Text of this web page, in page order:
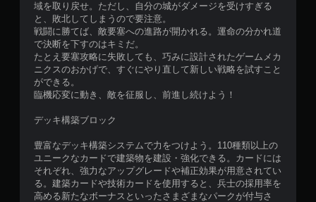
域を取り戻せ。ただし、自分の城がダメージを受けすぎる
と、敗北してしまうので要注意。
戦闘に勝てば、敵要塞への進路が開かれる。運命の分かれ道
で決断を下すのはキミだ。
たとえ要塞攻略に失敗しても、巧みに設計されたゲームメカ
ニクスのおかげで、すぐにやり直して新しい戦略を試すこと
ができる。
臨機応変に動き、敵を征服し、前進し続けよう！
デッキ構築ブロック
豊富なデッキ構築システムで力をつけよう。110種類以上の
ユニークなカードで建築物を建設・強化できる。カードには
それぞれ、強力なアップグレードや補正効果が用意されてい
る。建築カードや技術カードを使用すると、兵士の採用率を
高める新たなボーナスといったさまざまなパークが付与さ